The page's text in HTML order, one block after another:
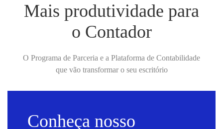
Mais produtividade para
o Contador
O Programa de Parceria e a Plataforma de Contabilidade
que vão transformar o seu escritório
Conheça nosso